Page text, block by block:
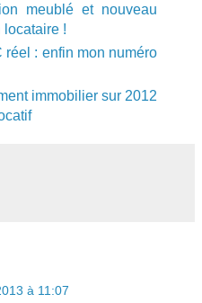
meublé et nouveau
locataire !
réel : enfin mon numéro
immobilier sur 2012
à 11:07